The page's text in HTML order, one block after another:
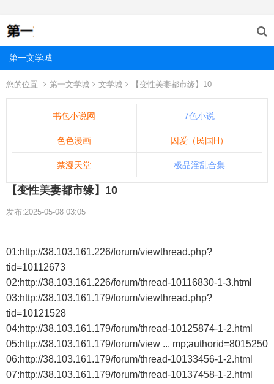
第一文学城
您的位置 第一文学城 文学城 【变性美妻都市缘】10
书包小说网 7色小说
色色漫画 囚爱（民国H）
禁漫天堂 极品淫乱合集
【变性美妻都市缘】10
发布:2025-05-08 03:05
01:http://38.103.161.226/forum/viewthread.php?
tid=10112673
02:http://38.103.161.226/forum/thread-10116830-1-3.html
03:http://38.103.161.179/forum/viewthread.php?
tid=10121528
04:http://38.103.161.179/forum/thread-10125874-1-2.html
05:http://38.103.161.179/forum/view ... mp;authorid=8015250
06:http://38.103.161.179/forum/thread-10133456-1-2.html
07:http://38.103.161.179/forum/thread-10137458-1-2.html